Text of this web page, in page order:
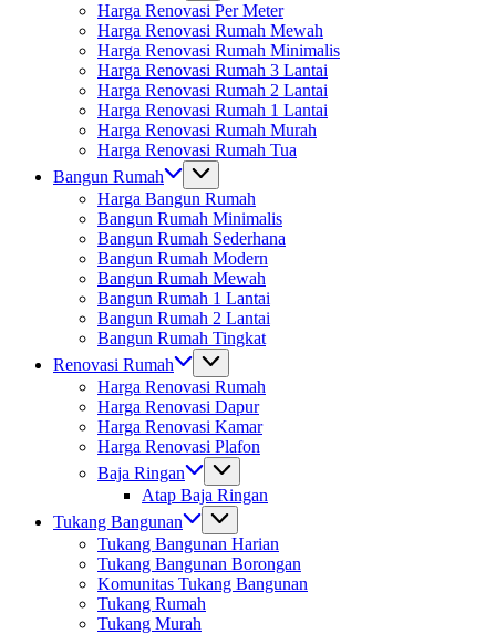
Harga Renovasi Per Meter
Harga Renovasi Rumah Mewah
Harga Renovasi Rumah Minimalis
Harga Renovasi Rumah 3 Lantai
Harga Renovasi Rumah 2 Lantai
Harga Renovasi Rumah 1 Lantai
Harga Renovasi Rumah Murah
Harga Renovasi Rumah Tua
Bangun Rumah
Harga Bangun Rumah
Bangun Rumah Minimalis
Bangun Rumah Sederhana
Bangun Rumah Modern
Bangun Rumah Mewah
Bangun Rumah 1 Lantai
Bangun Rumah 2 Lantai
Bangun Rumah Tingkat
Renovasi Rumah
Harga Renovasi Rumah
Harga Renovasi Dapur
Harga Renovasi Kamar
Harga Renovasi Plafon
Baja Ringan
Atap Baja Ringan
Tukang Bangunan
Tukang Bangunan Harian
Tukang Bangunan Borongan
Komunitas Tukang Bangunan
Tukang Rumah
Tukang Murah